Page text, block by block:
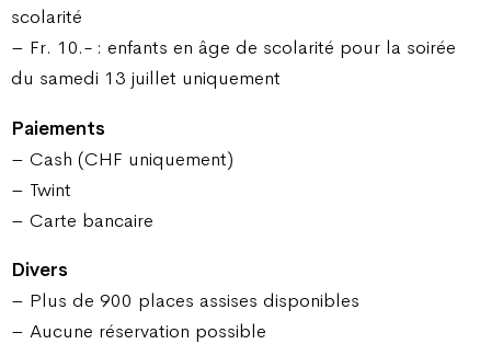
scolarité
– Fr. 10.- : enfants en âge de scolarité pour la soirée
du samedi 13 juillet uniquement
Paiements
– Cash (CHF uniquement)
– Twint
– Carte bancaire
Divers
– Plus de 900 places assises disponibles
– Aucune réservation possible